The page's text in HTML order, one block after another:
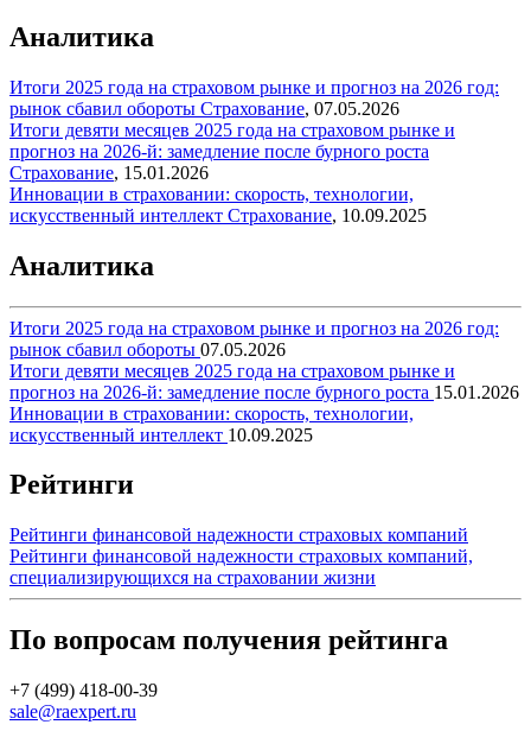
Аналитика
Итоги 2025 года на страховом рынке и прогноз на 2026 год:
рынок сбавил обороты Страхование, 07.05.2026
Итоги девяти месяцев 2025 года на страховом рынке и
прогноз на 2026-й: замедление после бурного роста
Страхование, 15.01.2026
Инновации в страховании: скорость, технологии,
искусственный интеллект Страхование, 10.09.2025
Аналитика
Итоги 2025 года на страховом рынке и прогноз на 2026 год:
рынок сбавил обороты 07.05.2026
Итоги девяти месяцев 2025 года на страховом рынке и
прогноз на 2026-й: замедление после бурного роста 15.01.2026
Инновации в страховании: скорость, технологии,
искусственный интеллект 10.09.2025
Рейтинги
Рейтинги финансовой надежности страховых компаний
Рейтинги финансовой надежности страховых компаний,
специализирующихся на страховании жизни
По вопросам получения рейтинга
+7 (499) 418-00-39
sale@raexpert.ru